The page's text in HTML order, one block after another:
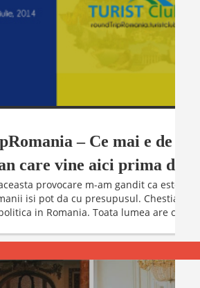
– Ce mai e de
care vine aici prima
provocare m-am gandit ca este
isi pot da cu presupusul. Chestia
in Romania. Toata lumea are cate